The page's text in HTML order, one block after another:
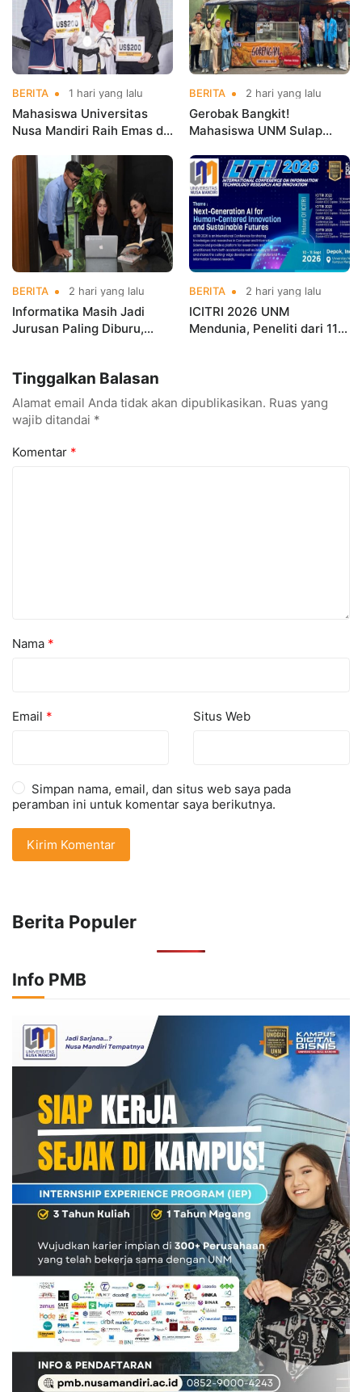
BERITA 1 hari yang lalu
Mahasiswa Universitas
Nusa Mandiri Raih Emas di
Indonesia Open
Championships 2026
BERITA 2 hari yang lalu
Gerobak Bangkit!
Mahasiswa UNM Sulap
Menarik dan Laris
BERITA 2 hari yang lalu
Informatika Masih Jadi
Jurusan Paling Diburu,
BERITA 2 hari yang lalu
ICITRI 2026 UNM
Mendunia, Peneliti dari 11
Tinggalkan Balasan
Alamat email Anda tidak akan dipublikasikan. Ruas yang
wajib ditandai *
Komentar *
Nama *
Email * Situs Web
Simpan nama, email, dan situs web saya pada
peramban ini untuk komentar saya berikutnya.
Berita Populer
Info PMB